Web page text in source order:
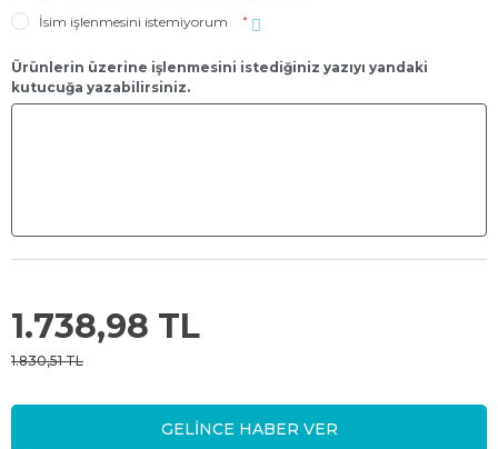
İsim işlenmesini istemiyorum
*
Ürünlerin üzerine işlenmesini istediğiniz yazıyı yandaki
kutucuğa yazabilirsiniz.
1.738,98 TL
1.830,51 TL
GELİNCE HABER VER